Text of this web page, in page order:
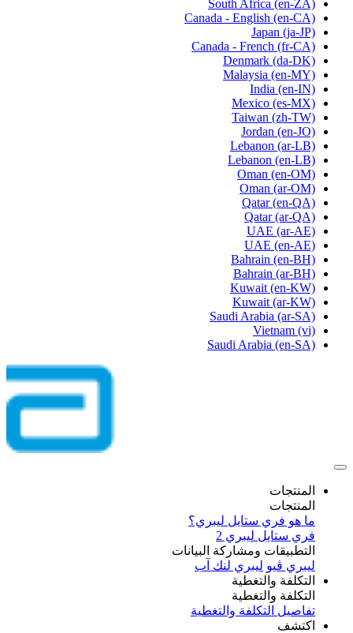
South Africa (en-ZA)
Canada - English (en-CA)
Japan (ja-JP)
Canada - French (fr-CA)
Denmark (da-DK)
Malaysia (en-MY)
India (en-IN)
Mexico (es-MX)
Taiwan (zh-TW)
Jordan (en-JO)
Lebanon (ar-LB)
Lebanon (en-LB)
Oman (en-OM)
Oman (ar-OM)
Qatar (en-QA)
Qatar (ar-QA)
UAE (ar-AE)
UAE (en-AE)
Bahrain (en-BH)
Bahrain (ar-BH)
Kuwait (en-KW)
Kuwait (ar-KW)
Saudi Arabia (ar-SA)
Vietnam (vi)
Saudi Arabia (en-SA)
المنتجات
المنتجات
ما هو فري ستايل ليبري؟
فري ستايل ليبري 2
التطبيقات ومشاركة البيانات
ليبري ڤيو ليبري لنك آب
التكلفة والتغطية
التكلفة والتغطية
تفاصيل التكلفة والتغطية
اكتشف​